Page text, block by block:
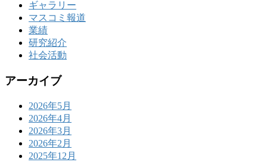
ギャラリー
マスコミ報道
業績
研究紹介
社会活動
アーカイブ
2026年5月
2026年4月
2026年3月
2026年2月
2025年12月